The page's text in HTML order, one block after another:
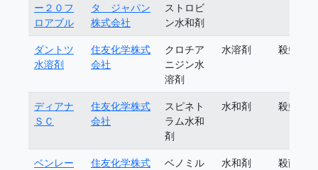
ー２０フ
ロアブル
タ ジャパン
株式会社
ストロビ
ン水和剤
ダントツ
水溶剤
住友化学株式
会社
クロチア
ニジン水
溶剤
水溶剤 殺虫剤
ディアナ
ＳＣ
住友化学株式
会社
スピネト
ラム水和
剤
水和剤 殺虫剤
ベンレー
住友化学株式
ベノミル
水和剤 殺菌剤